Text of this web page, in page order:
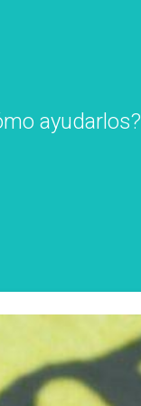
ayudarlos?